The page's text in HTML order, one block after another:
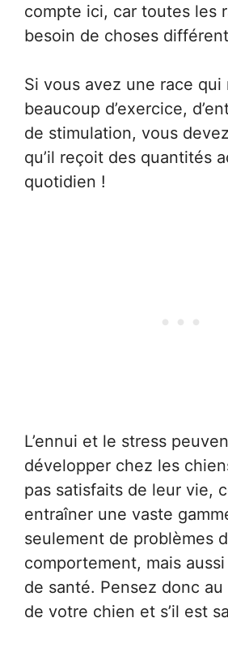
compte ici, car toutes les
besoin de choses
Si vous avez une race qui
beaucoup d’exercice,
de stimulation, vous
qu’il reçoit des quantités
quotidien !
L’ennui et le stress
développer chez les
pas satisfaits de leur vie,
entraîner une vaste
seulement de problèmes
comportement, mais
de santé. Pensez donc
de votre chien et s’il est